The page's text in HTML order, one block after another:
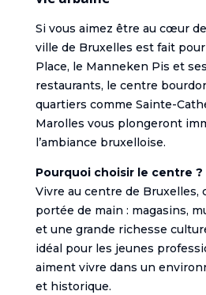
Si vous aimez être au cœur
ville de Bruxelles est fait pour
Place, le Manneken Pis et
restaurants, le centre
quartiers comme Sainte-
Marolles vous plongeront
l’ambiance bruxelloise.
Pourquoi choisir le centre ?
Vivre au centre de Bruxelles,
portée de main : magasins,
et une grande richesse
idéal pour les jeunes
aiment vivre dans un
et historique.